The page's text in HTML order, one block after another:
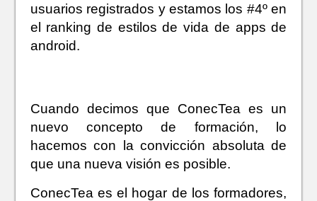
usuarios registrados y estamos los #4º en
el ranking de estilos de vida de apps de
android.
Cuando decimos que ConecTea es un
nuevo concepto de formación, lo
hacemos con la convicción absoluta de
que una nueva visión es posible.
ConecTea es el hogar de los formadores,